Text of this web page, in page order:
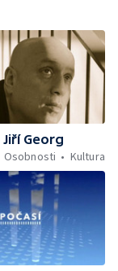
Georg
Osobnosti Kultura